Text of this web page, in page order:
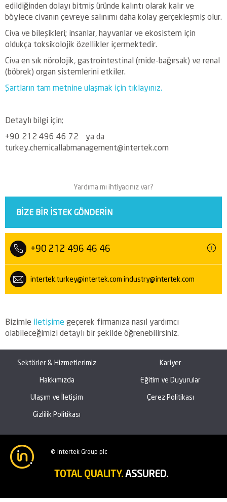
edildiğinden dolayı bitmiş üründe kalıntı olarak kalır ve
böylece civanın çevreye salınımı daha kolay gerçekleşmiş olur.
Civa ve bileşikleri; insanlar, hayvanlar ve ekosistem için
oldukça toksikolojik özellikler içermektedir.
Civa en sık nörolojik, gastrointestinal (mide-bağırsak) ve renal
(böbrek) organ sistemlerini etkiler.
Şartların tam metnine ulaşmak için tıklayınız.
Detaylı bilgi için;
+90 212 496 46 72 ya da
turkey.chemicallabmanagement@intertek.com
Yardıma mı ihtiyacınız var?
BIZE BIR ISTEK GÖNDERIN
+90 212 496 46 46
intertek.turkey@intertek.com industry@intertek.com
Bizimle iletişime geçerek firmanıza nasıl yardımcı
olabileceğimizi detaylı bir şekilde öğrenebilirsiniz.
Sektörler & Hizmetlerimiz
Hakkımızda
Kariyer
Eğitim ve Duyurular
Ulaşım ve İletişim
Gizlilik Politikası
Çerez Politikası
© Intertek Group plc